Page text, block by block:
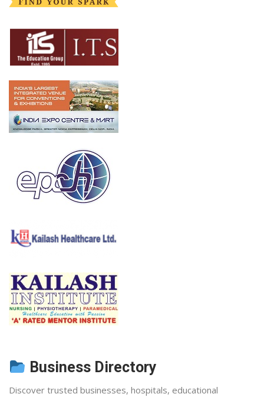
Business Directory
Discover trusted businesses, hospitals, educational